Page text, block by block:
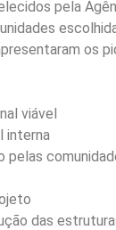
pela
os
viável
interna
pelas
das